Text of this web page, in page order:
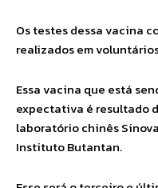
Os testes dessa vacina
realizados em
Essa vacina que está
expectativa é resultado
laboratório chinês
Instituto Butantan.